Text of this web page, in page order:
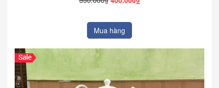
Mua hàng